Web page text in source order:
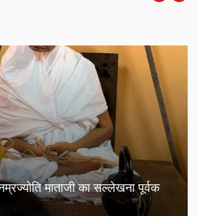
माताजी का सल्लेखना पूर्वक